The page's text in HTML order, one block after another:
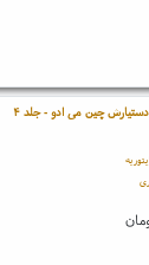
دستیارش چین می ادو - جلد ۴